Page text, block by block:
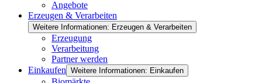
Angebote
Erzeugen & Verarbeiten
Weitere Informationen: Erzeugen & Verarbeiten
Erzeugung
Verarbeitung
Partner werden
Einkaufen Weitere Informationen: Einkaufen